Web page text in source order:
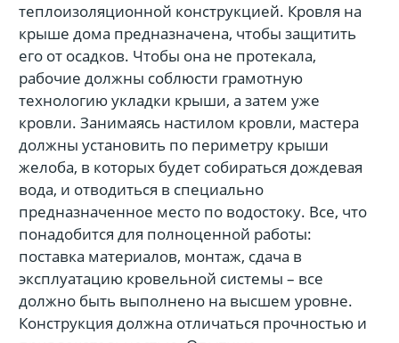
теплоизоляционной конструкцией. Кровля на
крыше дома предназначена, чтобы защитить
его от осадков. Чтобы она не протекала,
рабочие должны соблюсти грамотную
технологию укладки крыши, а затем уже
кровли. Занимаясь настилом кровли, мастера
должны установить по периметру крыши
желоба, в которых будет собираться дождевая
вода, и отводиться в специально
предназначенное место по водостоку. Все, что
понадобится для полноценной работы:
поставка материалов, монтаж, сдача в
эксплуатацию кровельной системы – все
должно быть выполнено на высшем уровне.
Конструкция должна отличаться прочностью и